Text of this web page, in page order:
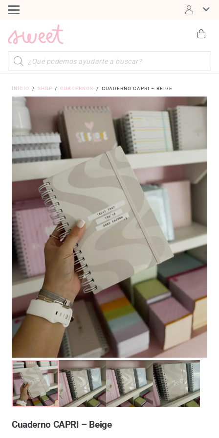
Búsqueda
de
productos
INICIO / SHOP / CUADERNOS / CUADERNO CAPRI – BEIGE
Cuaderno CAPRI – Beige